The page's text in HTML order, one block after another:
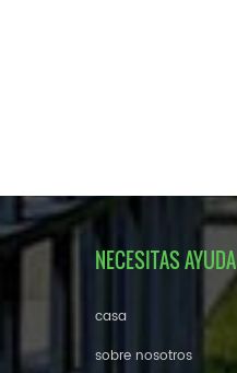
NECESITAS AYUDA
casa
sobre nosotros